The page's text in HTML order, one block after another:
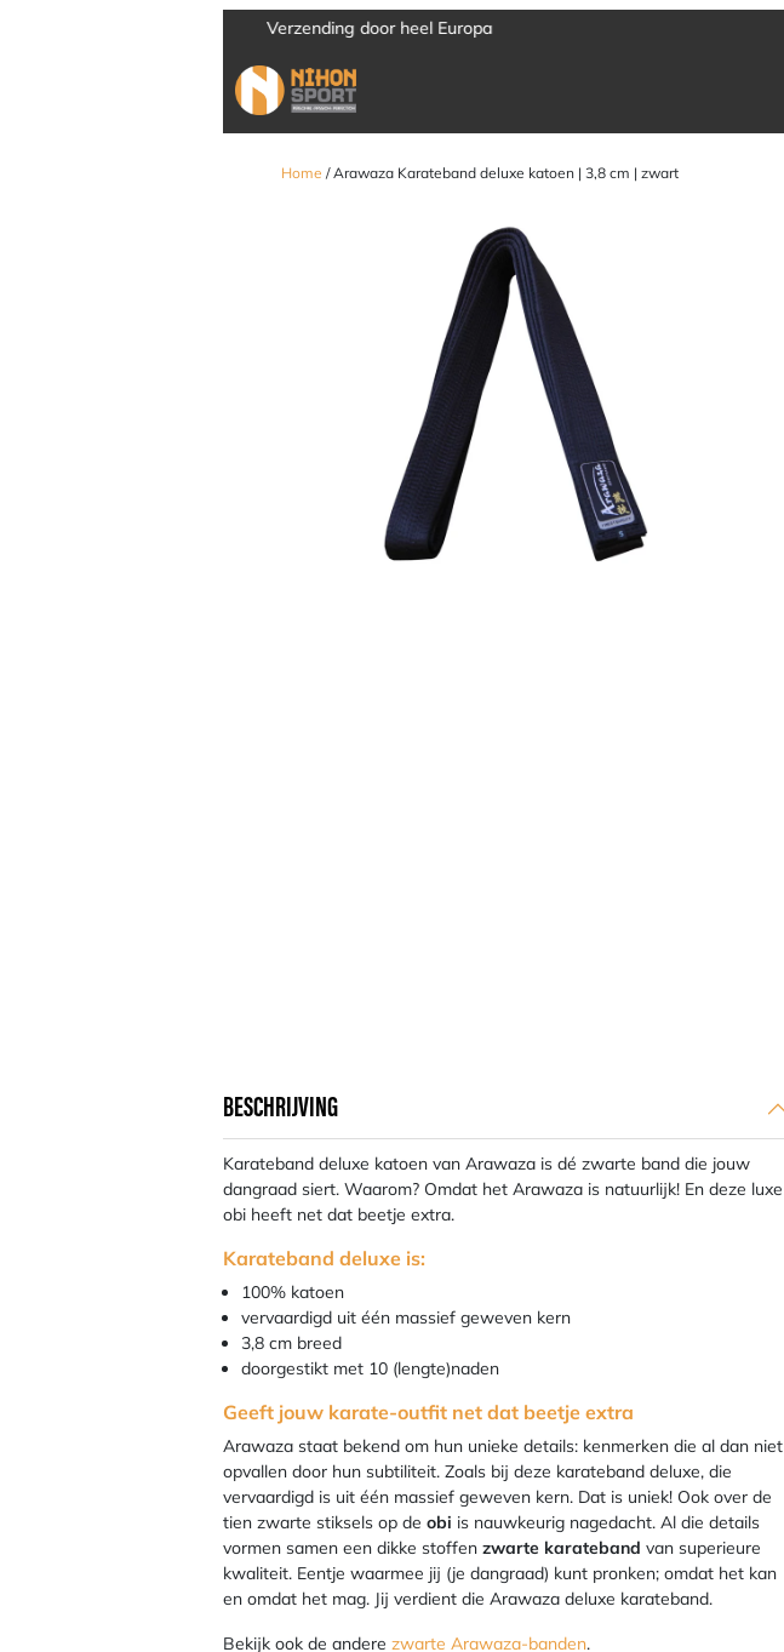
Verzending door heel Europa
Home / Arawaza Karateband deluxe katoen | 3,8 cm | zwart
BESCHRIJVING
Karateband deluxe katoen van Arawaza is dé zwarte band die jouw
dangraad siert. Waarom? Omdat het Arawaza is natuurlijk! En deze luxe
obi heeft net dat beetje extra.
Karateband deluxe is:
100% katoen
vervaardigd uit één massief geweven kern
3,8 cm breed
doorgestikt met 10 (lengte)naden
Geeft jouw karate-outfit net dat beetje extra
Arawaza staat bekend om hun unieke details: kenmerken die al dan niet
opvallen door hun subtiliteit. Zoals bij deze karateband deluxe, die
vervaardigd is uit één massief geweven kern. Dat is uniek! Ook over de
tien zwarte stiksels op de obi is nauwkeurig nagedacht. Al die details
vormen samen een dikke stoffen zwarte karateband van superieure
kwaliteit. Eentje waarmee jij (je dangraad) kunt pronken; omdat het kan
en omdat het mag. Jij verdient die Arawaza deluxe karateband.
Bekijk ook de andere zwarte Arawaza-banden.